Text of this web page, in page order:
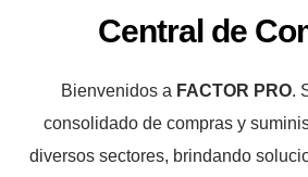
Central de
Bienvenidos a FACTOR PRO.
consolidado de compras y
diversos sectores, brindando